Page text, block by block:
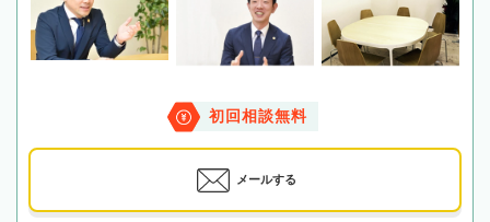
初回相談無料
メールする